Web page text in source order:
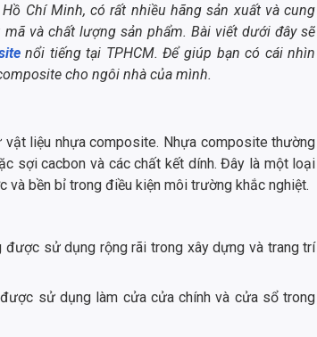
Chí Minh, có rất nhiều hãng sản xuất và cung
và chất lượng sản phẩm. Bài viết dưới đây sẽ
nổi tiếng tại TPHCM. Để giúp bạn có cái nhìn
cho ngôi nhà của mình.
liệu nhựa composite. Nhựa composite thường
sợi cacbon và các chất kết dính. Đây là một loại
bền bỉ trong điều kiện môi trường khắc nghiệt.
sử dụng rộng rãi trong xây dựng và trang trí
sử dụng làm cửa cửa chính và cửa sổ trong